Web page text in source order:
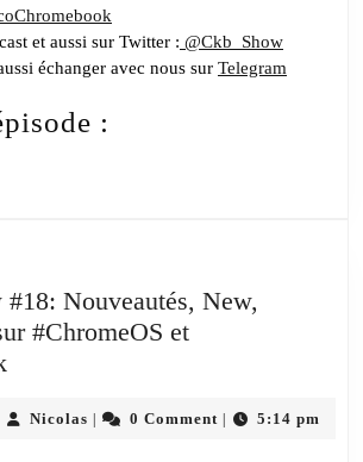
et aussi sur Twitter : @Ckb_Show
échanger avec nous sur Telegram
:
Nouveautés, New,
#ChromeOS et
Le
Show
NicolasNicolas0 Comment 5:14 pm